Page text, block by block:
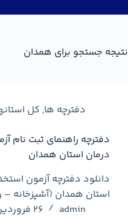
نتیجه جستجو برای همدان
دفترچه ها, کل
دفترچه راهنمای ثبت نام
درمان استان همدان
دانلود دفترچه آزمون
استان همدان (آشپزخانه –
admin
26 فروردین 1405